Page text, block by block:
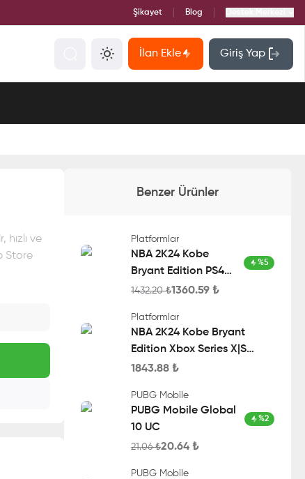
Şikayet Blog
İlan Ekle Giriş Yap
ve
Store
Benzer Ürünler
Platformlar
NBA 2K24 Kobe
Bryant Edition PS4
Account
%5
1432.20₺1360.59 ₺
Platformlar
NBA 2K24 Kobe Bryant
Edition Xbox Series X|S
Account
1843.88 ₺
PUBG Mobile
PUBG Mobile Global
10 UC
%2
21.06₺20.64 ₺
PUBG Mobile